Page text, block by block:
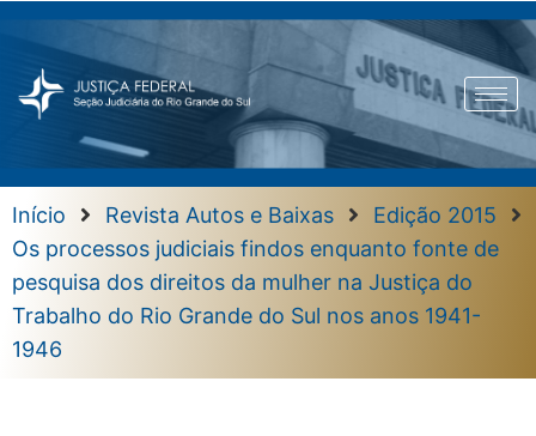
Início Revista Autos e Baixas
Edição 2015
Os processos judiciais findos enquanto fonte de
pesquisa dos direitos da mulher na Justiça do
Trabalho do Rio Grande do Sul nos anos 1941-
1946